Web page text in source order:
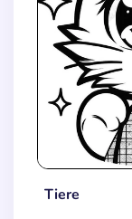
Tiere